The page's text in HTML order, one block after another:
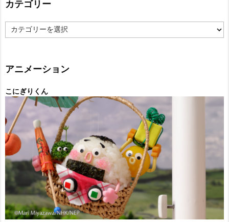
カテゴリー
テ
ー
アニメーション
こにぎりくん